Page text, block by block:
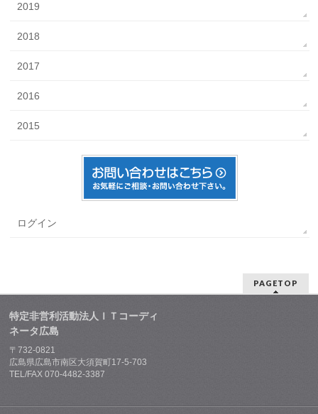
2019
2018
2017
2016
2015
ログイン
PAGETOP
特定非営利活動法人ＩＴコーディ
ネータ広島
〒732-0821
広島県広島市南区大須賀町17-5-703
TEL/FAX 070-4482-3387